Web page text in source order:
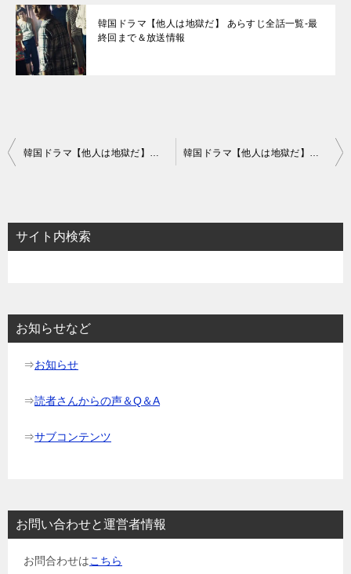
韓国ドラマ【他人は地獄だ】 あらすじ全話一覧-最
終回まで＆放送情報
投
ビ
ゲ
ョ
韓国ドラマ【他人は地獄だ】あらすじ1話～3話と感想-ジョンウの新生活 韓国ドラマ【他人は地獄だ】あらすじ7話～10話（最終回）と感想-最終決戦
サイト内検索
お知らせなど
⇒お知らせ
⇒読者さんからの声＆Q＆A
⇒サブコンテンツ
お問い合わせと運営者情報
お問合わせはこちら